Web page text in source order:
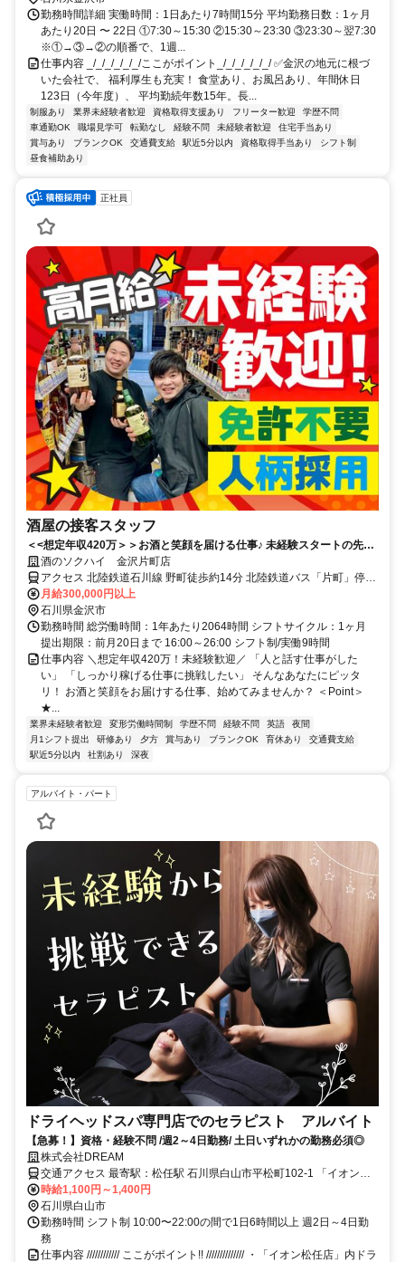
勤務時間詳細 実働時間：1日あたり7時間15分 平均勤務日数：1ヶ月
あたり20日 〜 22日 ①7:30～15:30 ②15:30～23:30 ③23:30～翌7:30
※①→③→②の順番で、1週...
仕事内容 _/_/_/_/_/_/ここがポイント_/_/_/_/_/_/ ✅金沢の地元に根づ
いた会社で、 福利厚生も充実！ 食堂あり、お風呂あり、年間休日
123日（今年度）、 平均勤続年数15年。長...
制服あり 業界未経験者歓迎 資格取得支援あり フリーター歓迎
学歴不問
車通勤OK
職場見学可 転勤なし 経験不問 未経験者歓迎
住宅手当あり
賞与あり
ブランクOK 交通費支給 駅近5分以内 資格取得手当あり
シフト制
昼食補助あり
正社員
酒屋の接客スタッフ
＜<想定年収420万＞＞お酒と笑顔を届ける仕事♪ 未経験スタートの先輩
が９割！
酒のソクハイ 金沢片町店
アクセス 北陸鉄道石川線 野町徒歩約14分 北陸鉄道バス「片町」停留
所より徒歩2分
月給300,000円以上
石川県金沢市
勤務時間 総労働時間：1年あたり2064時間 シフトサイクル：1ヶ月
提出期限：前月20日まで 16:00～26:00 シフト制/実働9時間
仕事内容 ＼想定年収420万！未経験歓迎／ 「人と話す仕事がした
い」 「しっかり稼げる仕事に挑戦したい」 そんなあなたにピッタ
リ！ お酒と笑顔をお届けする仕事、始めてみませんか？ ＜Point＞
★...
業界未経験者歓迎 変形労働時間制 学歴不問 経験不問 英語
夜間
月1シフト提出
研修あり 夕方 賞与あり ブランクOK 育休あり
交通費支給
駅近5分以内
社割あり 深夜
アルバイト・パート
ドライヘッドスパ専門店でのセラピスト アルバイト
【急募！】資格・経験不問 /週2～4日勤務/ 土日いずれかの勤務必須◎
株式会社DREAM
交通アクセス 最寄駅：松任駅 石川県白山市平松町102-1 「イオン松
任店」内
時給1,100円～1,400円
石川県白山市
勤務時間 シフト制 10:00〜22:00の間で1日6時間以上 週2日～4日勤
務
仕事内容 //////////// ここがポイント!! ////////////// ・「イオン松任店」内ドラ